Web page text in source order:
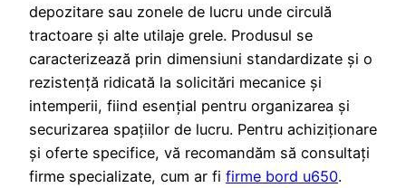
depozitare sau zonele de lucru unde circulă
tractoare și alte utilaje grele. Produsul se
caracterizează prin dimensiuni standardizate și o
rezistență ridicată la solicitări mecanice și
intemperii, fiind esențial pentru organizarea și
securizarea spațiilor de lucru. Pentru achiziționare
și oferte specifice, vă recomandăm să consultați
firme specializate, cum ar fi firme bord u650.